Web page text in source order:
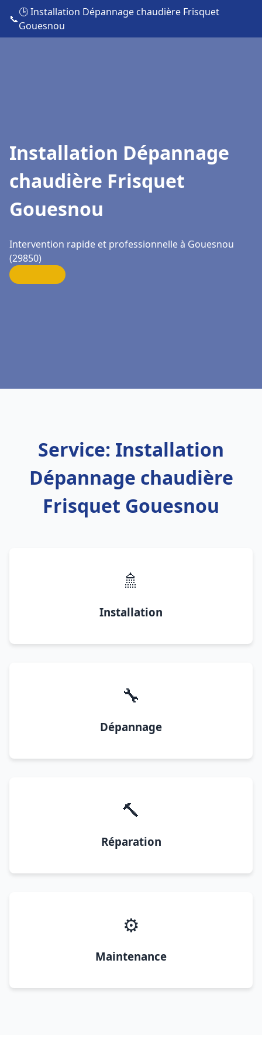
📞
🕒 Installation Dépannage chaudière Frisquet
Gouesnou
Installation Dépannage
chaudière Frisquet
Gouesnou
Intervention rapide et professionnelle à Gouesnou
(29850)
Service: Installation
Dépannage chaudière
Frisquet Gouesnou
🚿
Installation
🔧
Dépannage
🔨
Réparation
⚙️
Maintenance